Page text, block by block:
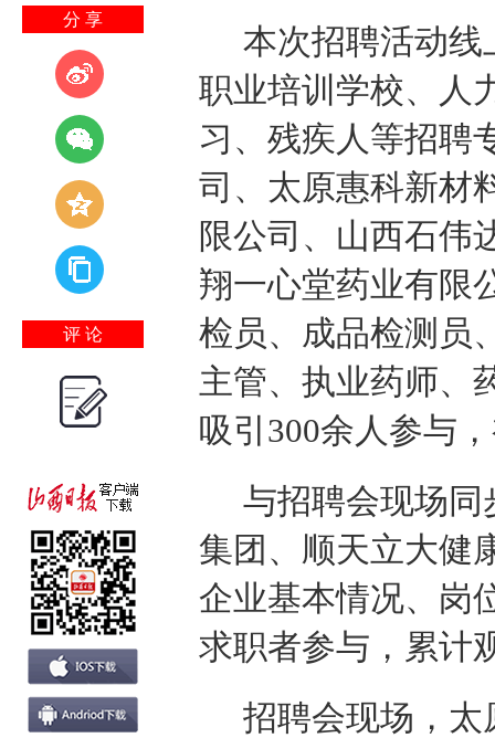
分 享
评 论
本次招聘活动
职业培训学校、人
习、残疾人等招聘
司、太原惠科新材
限公司、山西石伟
翔一心堂药业有限
检员、成品检测员
主管、执业药师、
吸引300余人参与
与招聘会现场
集团、顺天立大健
企业基本情况、岗
求职者参与，累计
招聘会现场，